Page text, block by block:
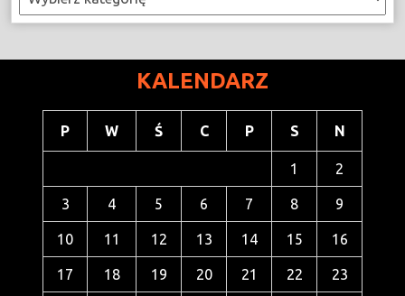
KALENDARZ
P W Ś C P S N
1 2
3 4 5 6 7 8 9
10 11 12 13 14 15 16
17 18 19 20 21 22 23